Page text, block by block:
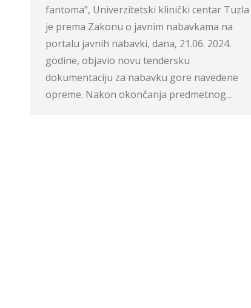
fantoma”, Univerzitetski klinički centar Tuzla
je prema Zakonu o javnim nabavkama na
portalu javnih nabavki, dana, 21.06. 2024.
godine, objavio novu tendersku
dokumentaciju za nabavku gore navedene
opreme. Nakon okončanja predmetnog…